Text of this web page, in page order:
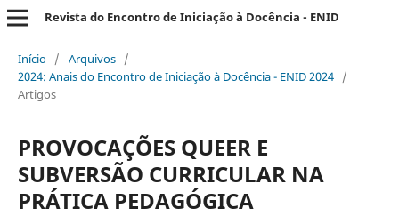
Revista do Encontro de Iniciação à Docência - ENID
Início / Arquivos /
2024: Anais do Encontro de Iniciação à Docência - ENID 2024 /
Artigos
PROVOCAÇÕES QUEER E
SUBVERSÃO CURRICULAR NA
PRÁTICA PEDAGÓGICA